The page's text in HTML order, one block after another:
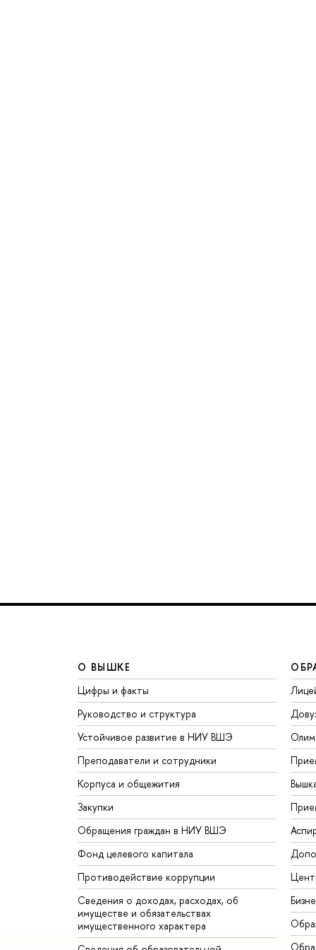
О ВЫШКЕ
Цифры и факты
Руководство и структура
Устойчивое развитие в НИУ ВШЭ
Преподаватели и сотрудники
Корпуса и общежития
Закупки
Обращения граждан в НИУ ВШЭ
Фонд целевого капитала
Противодействие коррупции
Сведения о доходах, расходах, об
имуществе и обязательствах
имущественного характера